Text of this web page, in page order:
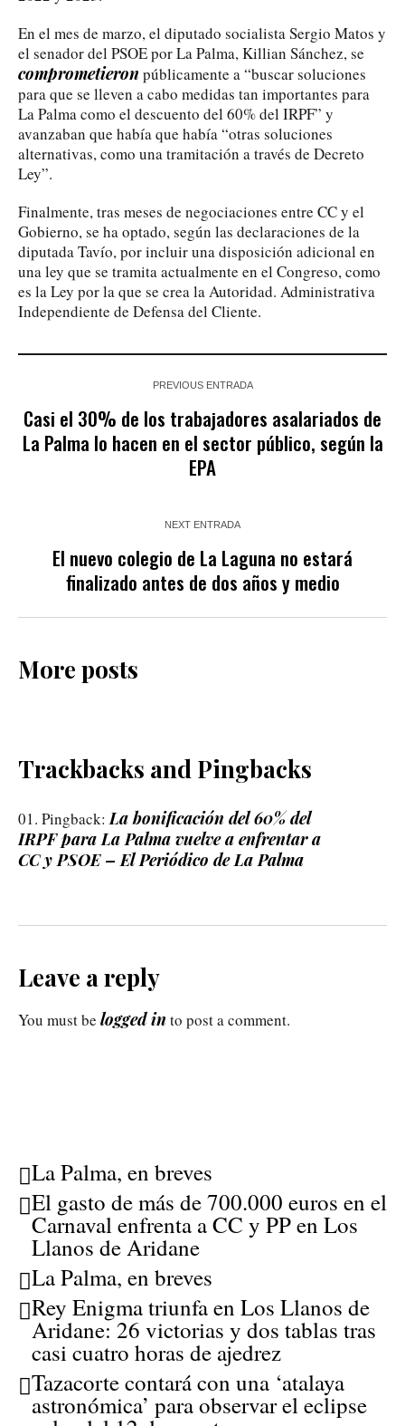
En el mes de marzo, el diputado socialista Sergio Matos y
el senador del PSOE por La Palma, Killian Sánchez, se
comprometieron públicamente a “buscar soluciones
para que se lleven a cabo medidas tan importantes para
La Palma como el descuento del 60% del IRPF” y
avanzaban que había que había “otras soluciones
alternativas, como una tramitación a través de Decreto
Ley”.
Finalmente, tras meses de negociaciones entre CC y el
Gobierno, se ha optado, según las declaraciones de la
diputada Tavío, por incluir una disposición adicional en
una ley que se tramita actualmente en el Congreso, como
es la Ley por la que se crea la Autoridad. Administrativa
Independiente de Defensa del Cliente.
PREVIOUS ENTRADA
Casi el 30% de los trabajadores asalariados de
La Palma lo hacen en el sector público, según la
EPA
NEXT ENTRADA
El nuevo colegio de La Laguna no estará
finalizado antes de dos años y medio
More posts
Trackbacks and Pingbacks
Pingback: La bonificación del 60% del
IRPF para La Palma vuelve a enfrentar a
CC y PSOE – El Periódico de La Palma
Leave a reply
You must be logged in to post a comment.
La Palma, en breves
El gasto de más de 700.000 euros en el
Carnaval enfrenta a CC y PP en Los
Llanos de Aridane
La Palma, en breves
Rey Enigma triunfa en Los Llanos de
Aridane: 26 victorias y dos tablas tras
casi cuatro horas de ajedrez
Tazacorte contará con una ‘atalaya
astronómica’ para observar el eclipse